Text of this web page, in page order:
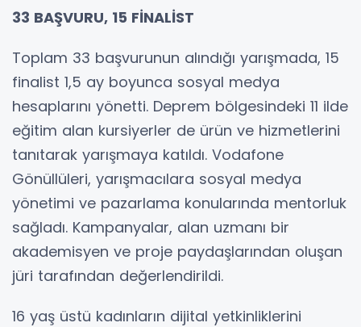
33 BAŞVURU, 15 FİNALİST
Toplam 33 başvurunun alındığı yarışmada, 15
finalist 1,5 ay boyunca sosyal medya
hesaplarını yönetti. Deprem bölgesindeki 11 ilde
eğitim alan kursiyerler de ürün ve hizmetlerini
tanıtarak yarışmaya katıldı. Vodafone
Gönüllüleri, yarışmacılara sosyal medya
yönetimi ve pazarlama konularında mentorluk
sağladı. Kampanyalar, alan uzmanı bir
akademisyen ve proje paydaşlarından oluşan
jüri tarafından değerlendirildi.
16 yaş üstü kadınların dijital yetkinliklerini